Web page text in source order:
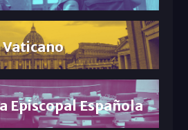
Vaticano
Episcopal Española